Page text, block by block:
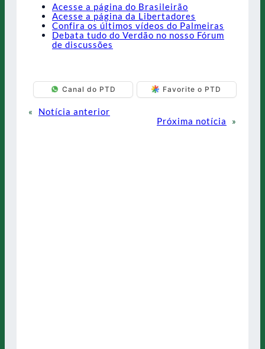
Acesse a página do Brasileirão
Acesse a página da Libertadores
Confira os últimos vídeos do Palmeiras
Debata tudo do Verdão no nosso Fórum
de discussões
Canal do PTD Favorite o PTD
«
Notícia anterior
Próxima notícia
»